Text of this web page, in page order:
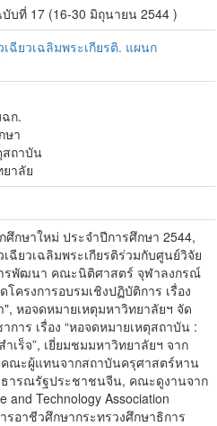
บที่ 17 (16-30 มิถุนายน 2544 )
ฉียวเฉลิมพระเกียรติ. แผนก
ก.
ษา
สถาบัน
าลัย
กษาใหม่ ประจำปีการศึกษา 2544,
ฉียวเฉลิมพระเกียรติร่วมกับศูนย์วิจัย
รพัฒนา คณะนิติศาสตร์ จุฬาลงกรณ์
โครงการอบรมเชิงปฏิบัติการ เรื่อง
หอจดหมายเหตุมหาวิทยาลัยฯ จัด
การ เรื่อง “หอจดหมายเหตุสถาบัน :
ำเร็จ”, เยี่ยมชมมหาวิทยาลัยฯ จาก
ณะผู้แทนจากสถาบันครุศาสตร์หาน
ารณรัฐประชาชนจีน, คณะดูงานจาก
and Technology Association
รอาชีวศึกษากระทรวงศึกษาธิการ